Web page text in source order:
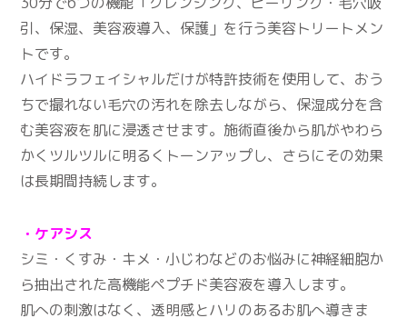
引、保湿、美容液導入、保護」を行う美容トリートメン
トです。
ハイドラフェイシャルだけが特許技術を使用して、おう
ちで撮れない毛穴の汚れを除去しながら、保湿成分を含
む美容液を肌に浸透させます。施術直後から肌がやわら
かくツルツルに明るくトーンアップし、さらにその効果
は長期間持続します。
・ケアシス
シミ・くすみ・キメ・小じわなどのお悩みに神経細胞か
ら抽出された高機能ペプチド美容液を導入します。
肌への刺激はなく、透明感とハリのあるお肌へ導きま